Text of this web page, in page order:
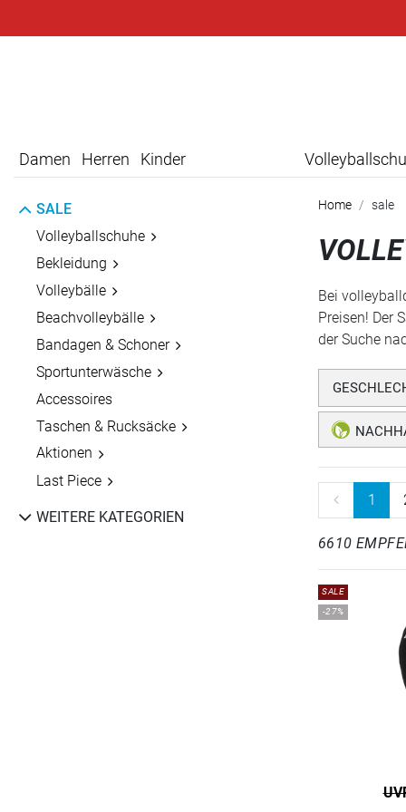
Damen Herren Kinder
SALE
Volleyballschuhe
Bekleidung
Volleybälle
Beachvolleybälle
Bandagen & Schoner
Sportunterwäsche
Accessoires
Taschen & Rucksäcke
Aktionen
Last Piece
WEITERE KATEGORIEN
Home sale
Bei
Preisen! Der
der Suche
1
6610
SALE
-27%